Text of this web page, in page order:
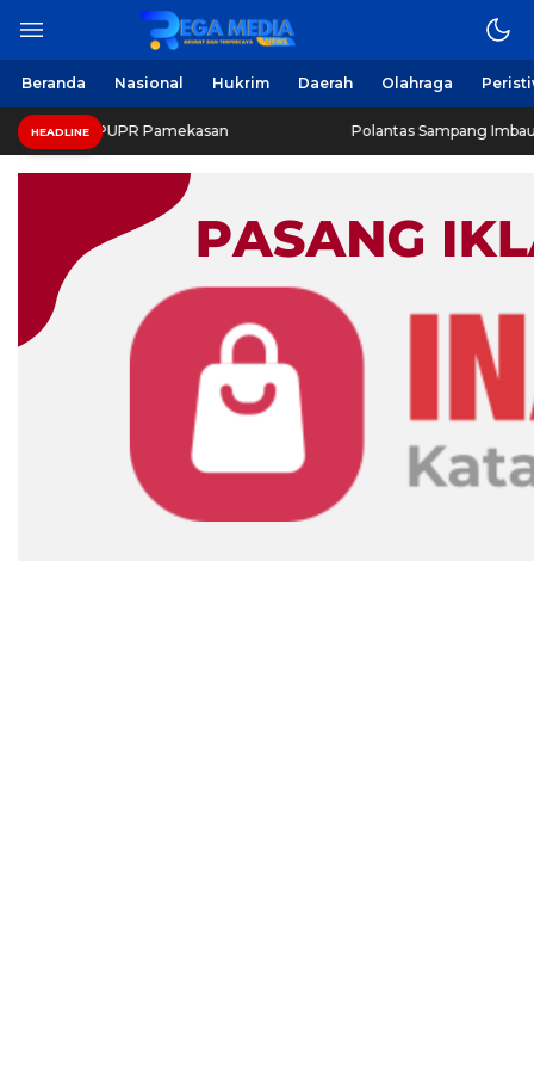
Beranda Nasional Hukrim Daerah Olahraga
HEADLINE
Pamekasan Polantas Sampang Imbau Latihan